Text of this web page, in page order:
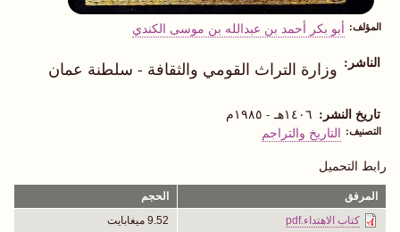
المؤلف أبو بكر أحمد بن عبدالله بن موسى الكندي
الناشر وزارة التراث القومي والثقافة - سلطنة عمان
تاريخ النشر ١٤٠٦هـ - ١٩٨٥م
التصنيف التاريخ والتراجم
رابط التحميل
المرفق
الحجم
كتاب الاهتداء.pdf
9.52 ميغابايت